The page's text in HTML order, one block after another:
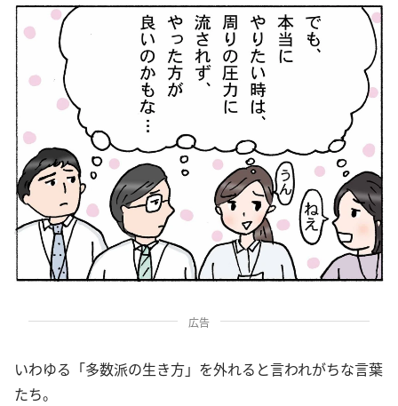
広告
いわゆる「多数派の生き方」を外れると言われがちな言葉
たち。